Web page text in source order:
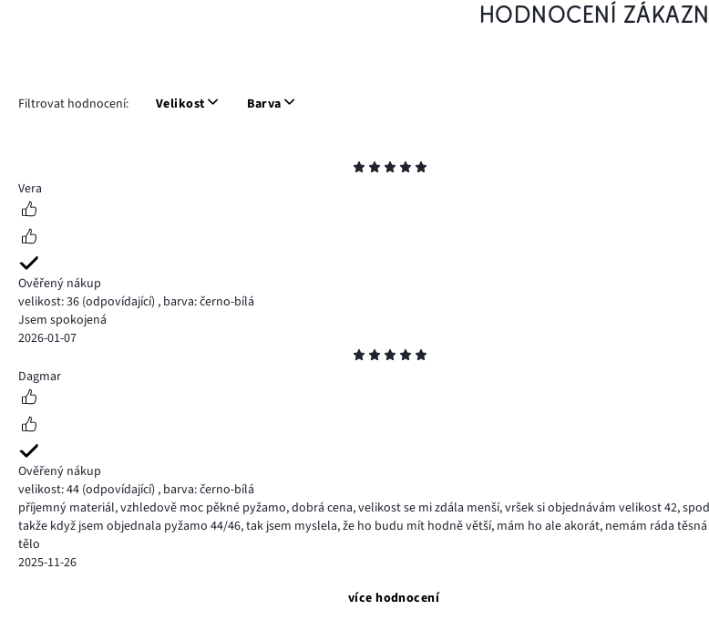
HODNOCENÍ
Filtrovat hodnocení: Velikost Barva
5
Vera
Ověřený nákup
velikost: 36 (odpovídající) , barva: černo-bílá
Jsem spokojená
2026-01-07
5
Dagmar
Ověřený nákup
velikost: 44 (odpovídající) , barva: černo-bílá
příjemný materiál, vzhledově moc pěkné pyžamo, dobrá cena, velikost se mi zdála menší, vršek si objednávám velikost 42,
takže když jsem objednala pyžamo 44/46, tak jsem myslela, že ho budu mít hodně větší, mám ho ale akorát, nemám ráda
tělo
2025-11-26
více hodnocení